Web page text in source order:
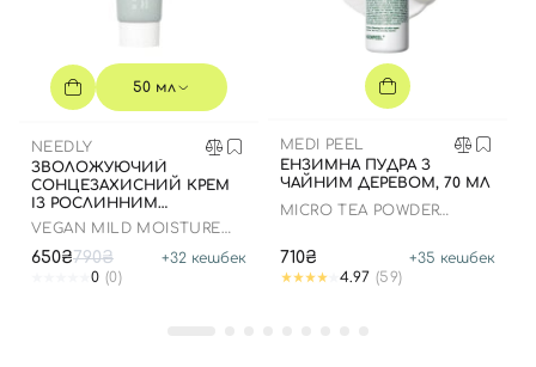
50 мл
NEEDLY
ЗВОЛОЖУЮЧИЙ
СОНЦЕЗАХИСНИЙ КРЕМ
ІЗ РОСЛИННИМ
СКВАЛАНОМ ДО 23.03.2027
VEGAN MILD MOISTURE
650₴790₴ +32 кешбек
0 (0)
MEDI PEEL
ЕНЗИМНА ПУДРА З
ЧАЙНИМ ДЕРЕВОМ, 70 МЛ
MICRO TEA POWDER
710₴ +35 кешбек
4.97 (59)